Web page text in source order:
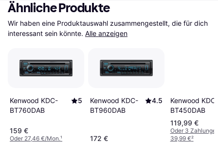
Ähnliche Produkte
Wir haben eine Produktauswahl zusammengestellt, die für dich
interessant sein könnte. Alle anzeigen
Kenwood KDC-
BT760DAB
5
159 €
Oder 27,46 €/Mon.¹
Kenwood KDC-
BT960DAB
4.5
172 €
Kenwood KDC-
BT450DAB
119,99 €
Oder 3
39,99 €²